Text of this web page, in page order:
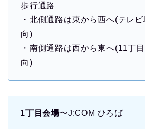
歩行通路
・北側通路は東から西へ(テレ
向)
・南側通路は西から東へ(11丁
向)
1丁目会場〜J:COM ひろば